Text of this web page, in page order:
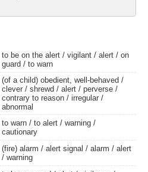
to be on the alert / vigilant / alert / on
guard / to warn
(of a child) obedient, well-behaved /
clever / shrewd / alert / perverse /
contrary to reason / irregular /
abnormal
to warn / to alert / warning /
cautionary
(fire) alarm / alert signal / alarm / alert
/ warning